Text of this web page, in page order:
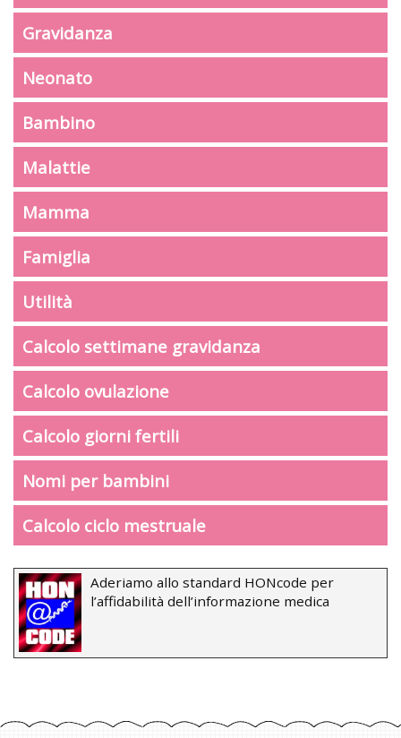
Gravidanza
Neonato
Bambino
Malattie
Mamma
Famiglia
Utilità
Calcolo settimane gravidanza
Calcolo ovulazione
Calcolo giorni fertili
Nomi per bambini
Calcolo ciclo mestruale
Aderiamo allo standard HONcode per
l’affidabilità dell’informazione medica